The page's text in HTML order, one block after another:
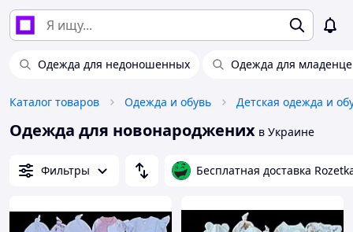
Одежда для недоношенных Одежда для
Каталог товаров Одежда и обувь Детская одежда и
Одежда для новонароджених в Украине
Фильтры Бесплатная доставка